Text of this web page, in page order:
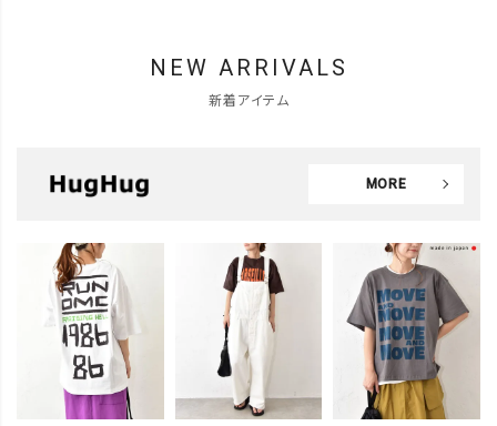
NEW ARRIVALS
新着アイテム
MORE